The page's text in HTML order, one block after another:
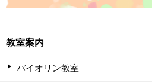
教室案内
バイオリン教室